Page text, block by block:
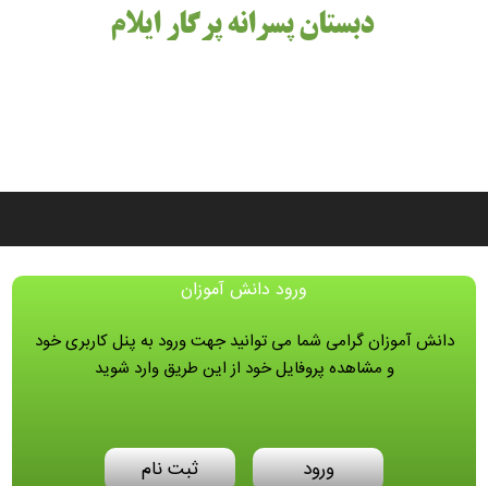
دبستان پسرانه پرگار ایلام
ورود دانش آموزان
دانش آموزان گرامی شما می توانید جهت ورود به پنل کاربری خود
و مشاهده پروفایل خود از این طریق وارد شوید
ورود ثبت نام